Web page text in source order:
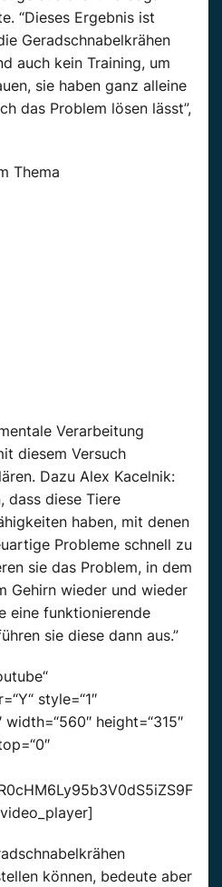
“Dieses Ergebnis ist
Geradschnabelkrähen
auch kein Training, um
sie haben ganz alleine
das Problem lösen lässt”,
Thema
Verarbeitung
diesem Versuch
Dazu Alex Kacelnik:
dass diese Tiere
haben, mit denen
Probleme schnell zu
sie das Problem, in dem
Gehirn wieder und wieder
eine funktionierende
sie diese dann aus.”
style=“1″
height=“315″
können, bedeute aber